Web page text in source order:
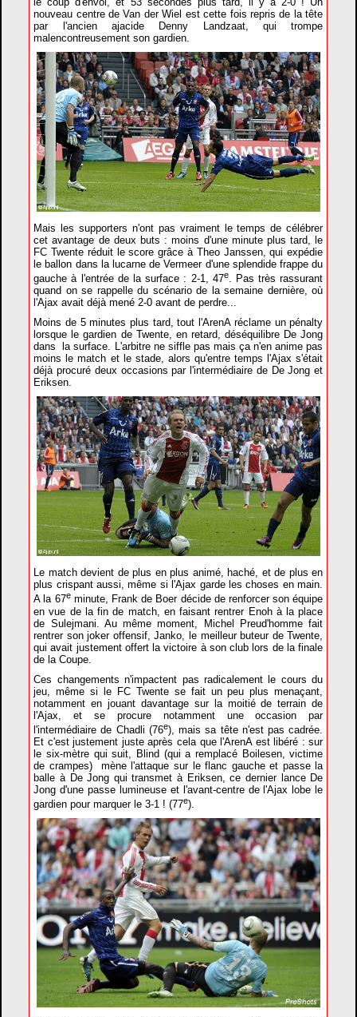
nouveau centre de Van der Wiel est cette fois repris de la tête
par l'ancien ajacide Denny Landzaat, qui trompe
malencontreusement son gardien.
Mais les supporters n'ont pas vraiment le temps de célébrer
cet avantage de deux buts : moins d'une minute plus tard, le
FC Twente réduit le score grâce à Theo Janssen, qui expédie
le ballon dans la lucarne de Vermeer d'une splendide frappe du
gauche à l'entrée de la surface : 2-1, 47e. Pas très rassurant
quand on se rappelle du scénario de la semaine dernière, où
l'Ajax avait déjà mené 2-0 avant de perdre...
Moins de 5 minutes plus tard, tout l'ArenA réclame un pénalty
lorsque le gardien de Twente, en retard, déséquilibre De Jong
dans la surface. L'arbitre ne siffle pas mais ça n'en anime pas
moins le match et le stade, alors qu'entre temps l'Ajax s'était
déjà procuré deux occasions par l'intermédiaire de De Jong et
Eriksen.
Le match devient de plus en plus animé, haché, et de plus en
plus crispant aussi, même si l'Ajax garde les choses en main.
A la 67eminute, Frank de Boer décide de renforcer son équipe
en vue de la fin de match, en faisant rentrer Enoh à la place
de Sulejmani. Au même moment, Michel Preud'homme fait
rentrer son joker offensif, Janko, le meilleur buteur de Twente,
qui avait justement offert la victoire à son club lors de la finale
de la Coupe.
Ces changements n'impactent pas radicalement le cours du
jeu, même si le FC Twente se fait un peu plus menaçant,
notamment en jouant davantage sur la moitié de terrain de
l'Ajax, et se procure notamment une occasion par
l'intermédiaire de Chadli (76e), mais sa tête n'est pas cadrée.
Et c'est justement juste après cela que l'ArenA est libéré : sur
le six-mètre qui suit, Blind (qui a remplacé Boilesen, victime
de crampes) mène l'attaque sur le flanc gauche et passe la
balle à De Jong qui transmet à Eriksen, ce dernier lance De
Jong d'une passe lumineuse et l'avant-centre de l'Ajax lobe le
gardien pour marquer le 3-1 ! (77e).